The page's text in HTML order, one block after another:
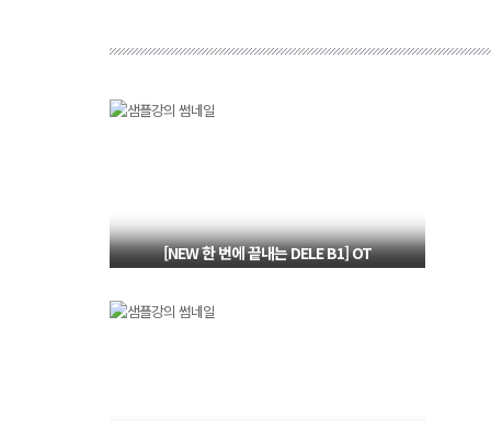
[NEW 한 번에 끝내는 DELE B1] OT